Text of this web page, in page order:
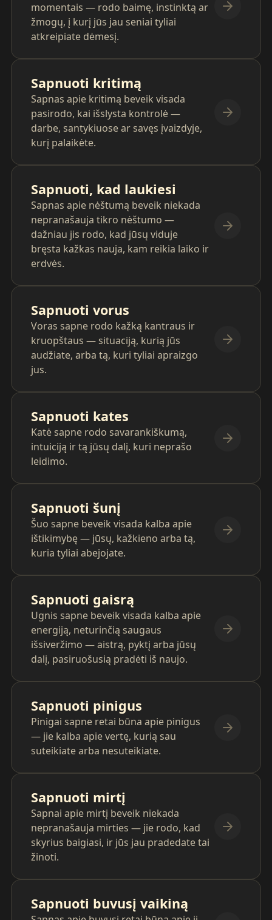
momentais — rodo baimę, instinktą ar
žmogų, į kurį jūs jau seniai tyliai
atkreipiate dėmesį.
Sapnuoti kritimą
Sapnas apie kritimą beveik visada
pasirodo, kai išslysta kontrolė —
darbe, santykiuose ar savęs įvaizdyje,
kurį palaikėte.
Sapnuoti, kad laukiesi
Sapnas apie nėštumą beveik niekada
nepranašauja tikro nėštumo —
dažniau jis rodo, kad jūsų viduje
bręsta kažkas nauja, kam reikia laiko ir
erdvės.
Sapnuoti vorus
Voras sapne rodo kažką kantraus ir
kruopštaus — situaciją, kurią jūs
audžiate, arba tą, kuri tyliai apraizgo
jus.
Sapnuoti kates
Katė sapne rodo savarankiškumą,
intuiciją ir tą jūsų dalį, kuri neprašo
leidimo.
Sapnuoti šunį
Šuo sapne beveik visada kalba apie
ištikimybę — jūsų, kažkieno arba tą,
kuria tyliai abejojate.
Sapnuoti gaisrą
Ugnis sapne beveik visada kalba apie
energiją, neturinčią saugaus
išsiveržimo — aistrą, pyktį arba jūsų
dalį, pasiruošusią pradėti iš naujo.
Sapnuoti pinigus
Pinigai sapne retai būna apie pinigus
— jie kalba apie vertę, kurią sau
suteikiate arba nesuteikiate.
Sapnuoti mirtį
Sapnai apie mirtį beveik niekada
nepranašauja mirties — jie rodo, kad
skyrius baigiasi, ir jūs jau pradedate tai
žinoti.
Sapnuoti buvusį vaikiną